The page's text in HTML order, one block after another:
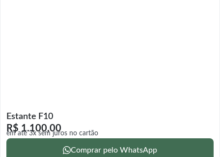
Estante F10
R$ 1.100,00
em até 3x sem juros no cartão
Comprar pelo WhatsApp